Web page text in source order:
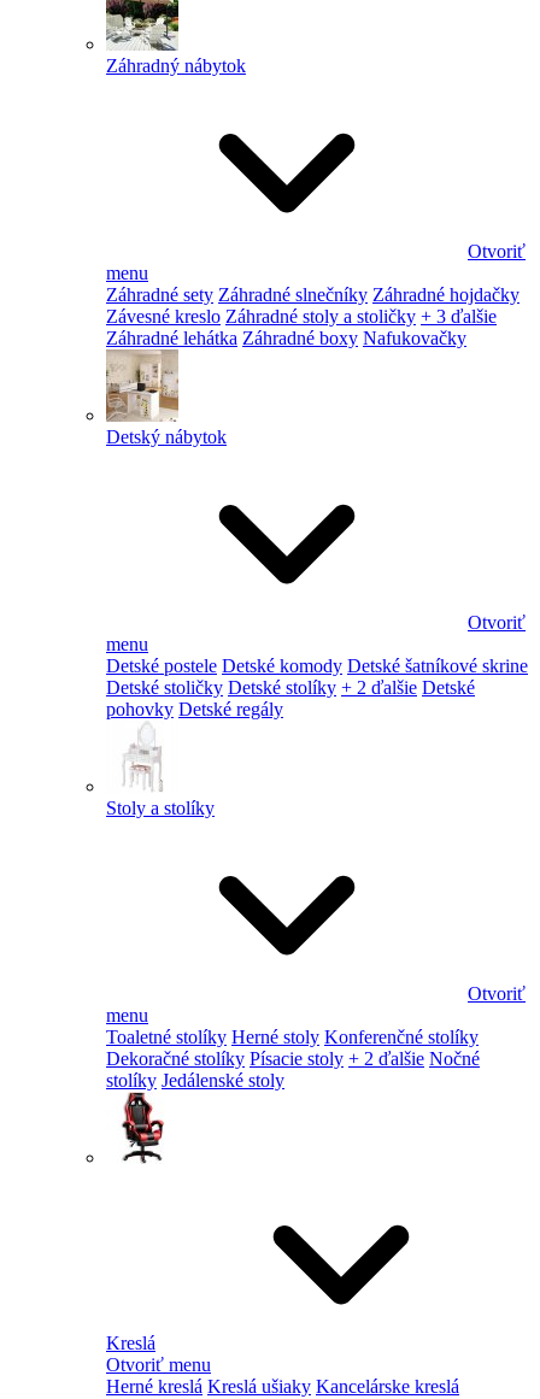
Záhradný nábytok
Otvoriť
menu
Záhradné sety Záhradné slnečníky Záhradné hojdačky
Závesné kreslo Záhradné stoly a stoličky + 3 ďalšie
Záhradné lehátka Záhradné boxy Nafukovačky
Detský nábytok
Otvoriť
menu
Detské postele Detské komody Detské šatníkové skrine
Detské stoličky Detské stolíky + 2 ďalšie Detské
pohovky Detské regály
Stoly a stolíky
Otvoriť
menu
Toaletné stolíky Herné stoly Konferenčné stolíky
Dekoračné stolíky Písacie stoly + 2 ďalšie Nočné
stolíky Jedálenské stoly
Kreslá
Otvoriť menu
Herné kreslá Kreslá ušiaky Kancelárske kreslá